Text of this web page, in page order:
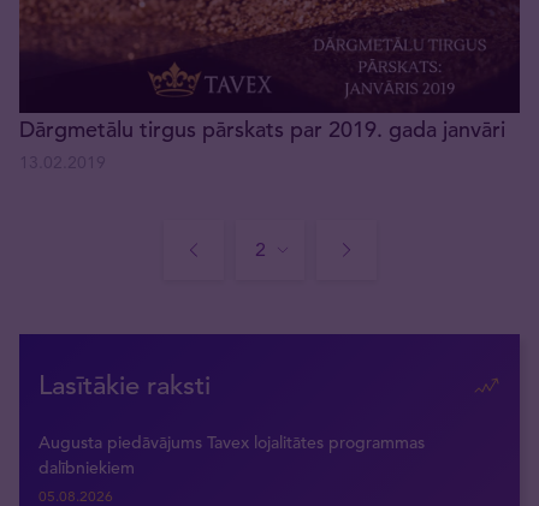
Dārgmetālu tirgus pārskats par 2019. gada janvāri
Lasītākie raksti
Augusta piedāvājums Tavex lojalitātes programmas
dalībniekiem
05.08.2026